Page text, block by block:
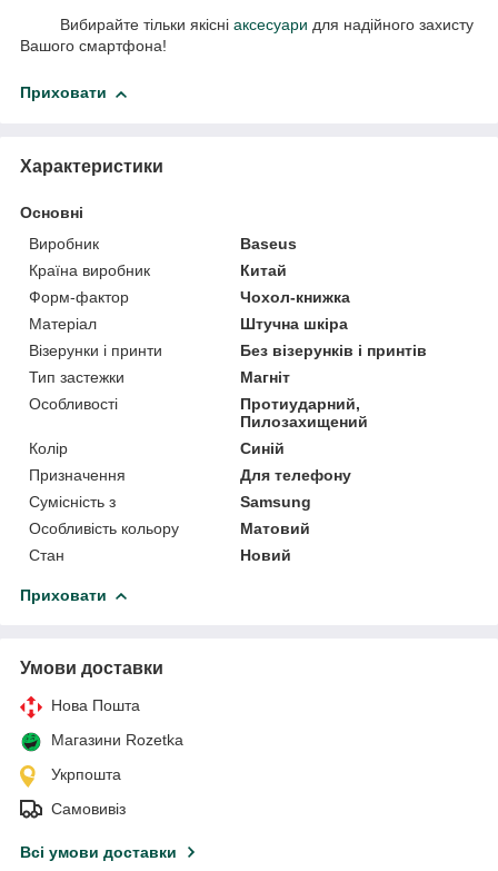
Вибирайте тільки якісні аксесуари для надійного захисту
Вашого смартфона!
Приховати
Характеристики
Основні
Виробник
Baseus
Країна виробник
Китай
Форм-фактор
Чохол-книжка
Матеріал
Штучна шкіра
Візерунки і принти
Без візерунків і принтів
Тип застежки
Магніт
Особливості
Протиударний,
Пилозахищений
Колір
Синій
Призначення
Для телефону
Сумісність з
Samsung
Особливість кольору
Матовий
Стан
Новий
Приховати
Умови доставки
Нова Пошта
Магазини Rozetka
Укрпошта
Самовивіз
Всі умови доставки